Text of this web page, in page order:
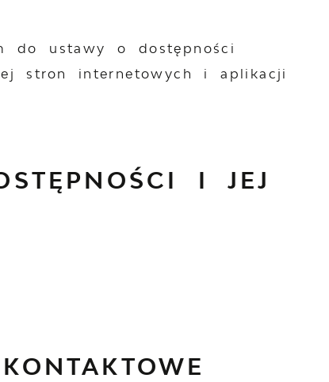
do ustawy o dostępności
stron internetowych i aplikacji
I JEJ